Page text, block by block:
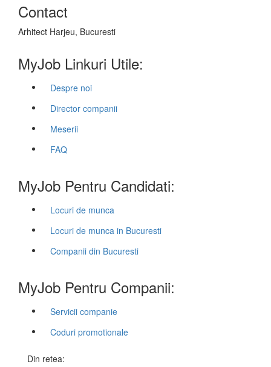
Contact
Arhitect Harjeu, Bucuresti
MyJob Linkuri Utile:
Despre noi
Director companii
Meserii
FAQ
MyJob Pentru Candidati:
Locuri de munca
Locuri de munca in Bucuresti
Companii din Bucuresti
MyJob Pentru Companii:
Servicii companie
Coduri promotionale
Din retea: